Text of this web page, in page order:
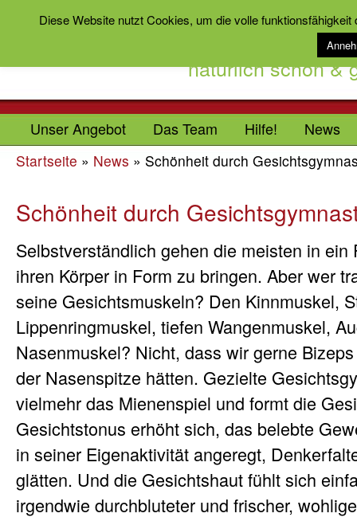
natürlich schön &
Unser Angebot Das Team Hilfe! News
Startseite » News » Schönheit durch
Schönheit durch
Selbstverständlich gehen die meisten in ein
ihren Körper in Form zu bringen. Aber wer
seine Gesichtsmuskeln? Den Kinnmuskel,
Lippenringmuskel, tiefen Wangenmuskel,
Nasenmuskel? Nicht, dass wir gerne
der Nasenspitze hätten. Gezielte
vielmehr das Mienenspiel und formt die
Gesichtstonus erhöht sich, das belebte
in seiner Eigenaktivität angeregt,
glätten. Und die Gesichtshaut fühlt sich
irgendwie durchbluteter und frischer,
Diese Website nutzt Cookies, um die volle